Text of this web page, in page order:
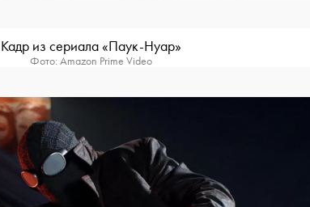
Кадр из сериала «Паук-Нуар»
Фото: Amazon Prime Video